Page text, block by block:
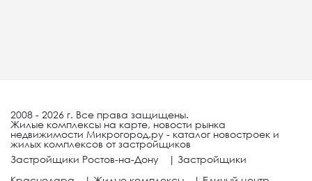
2008 - 2026 г. Все права защищены.
Жилые комплексы на карте, новости рынка
недвижимости Микрогород.ру - каталог новостроек и
жилых комплексов от застройщиков
Застройщики Ростов-на-Дону
| Застройщики